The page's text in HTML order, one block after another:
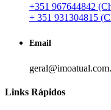
+351 967644842
+ 351 931304815
Email
Links Rápidos